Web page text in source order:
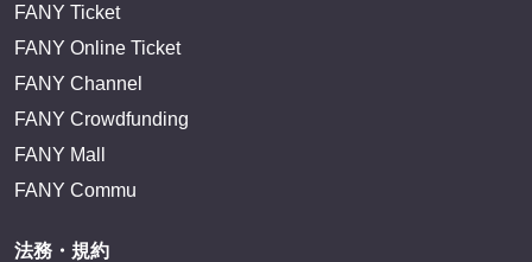
FANY Ticket
FANY Online Ticket
FANY Channel
FANY Crowdfunding
FANY Mall
FANY Commu
法務・規約